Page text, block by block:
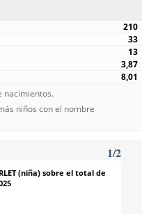
210
33
13
3,87
8,01
nacimientos.
niños con el nombre